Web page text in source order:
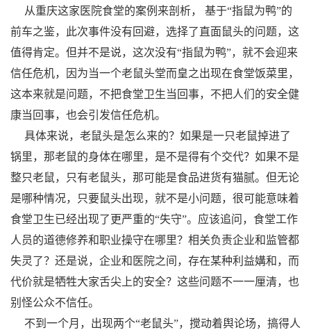
从重庆这家医院食堂的案例来剖析， 基于“指鼠为鸭”的
前车之鉴，此次事件没有回避，选择了直面鼠头的问题，这
值得肯定。但并不是说，这次没有“指鼠为鸭”，就不会迎来
信任危机，因为当一个老鼠头堂而皇之出现在食堂饭菜里，
这本来就是问题，不把食堂卫生当回事，不把人们的安全健
康当回事，也会引发信任危机。
具体来说，老鼠头是怎么来的？如果是一只老鼠掉进了
锅里，那老鼠的身体在哪里，是不是得有个交代？如果不是
整只老鼠，只有老鼠头，那可能是食品进货有猫腻。但无论
是哪种情况，只要鼠头出现，就不是小问题，很可能意味着
食堂卫生已经出现了更严重的“失守”。应该追问，食堂工作
人员的道德修养和职业操守在哪里？相关负责企业和监管都
失灵了？还是说，企业和医院之间，存在某种利益媾和，而
代价就是牺牲大家舌尖上的安全？这些问题不一一厘清，也
别怪公众不信任。
不到一个月，出现两个“老鼠头”，搅动着舆论场，搞得人